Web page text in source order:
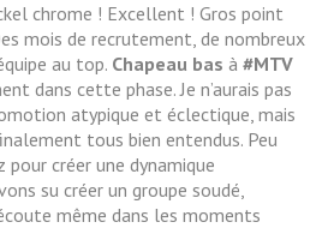
chrome ! Excellent ! Gros point
mois de recrutement, de nombreux
au top. Chapeau bas à #MTV
dans cette phase. Je n’aurais pas
atypique et éclectique, mais
tous bien entendus. Peu
pour créer une dynamique
su créer un groupe soudé,
même dans les moments